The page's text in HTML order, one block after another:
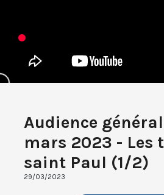
Audience
mars 2023 - Les
saint Paul (1/2)
29/03/2023